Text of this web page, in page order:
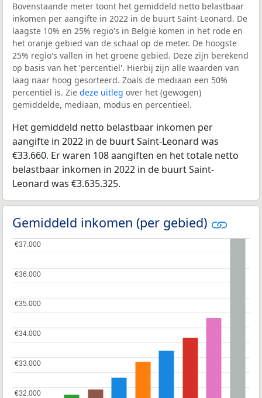
Bovenstaande meter toont het gemiddeld netto belastbaar
inkomen per aangifte in 2022 in de buurt Saint-Leonard. De
laagste 10% en 25% regio's in België komen in het rode en
het oranje gebied van de schaal op de meter. De hoogste
25% regio's vallen in het groene gebied. Deze zijn berekend
op basis van het 'percentiel'. Hierbij zijn alle waarden van
laag naar hoog gesorteerd. Zoals de mediaan een 50%
percentiel is. Zie deze uitleg over het (gewogen)
gemiddelde, mediaan, modus en percentieel.
Het gemiddeld netto belastbaar inkomen per
aangifte in 2022 in de buurt Saint-Leonard was
€33.660. Er waren 108 aangiften en het totale netto
belastbaar inkomen in 2022 in de buurt Saint-
Leonard was €3.635.325.
Gemiddeld inkomen (per gebied)
€32.000
€32.000
€33.000
€33.000
€34.000
€34.000
€35.000
€35.000
€36.000
€36.000
€37.000
€37.000